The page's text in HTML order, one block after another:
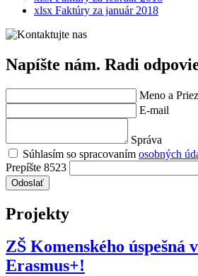
xlsx Faktúry za január 2018
Napíšte nám. Radi
Meno a
E-mail
Správa
Súhlasím so spracovaním osobných
Prepíšte 8523
Odoslať
Projekty
ZŠ Komenského úspešná
Erasmus+!